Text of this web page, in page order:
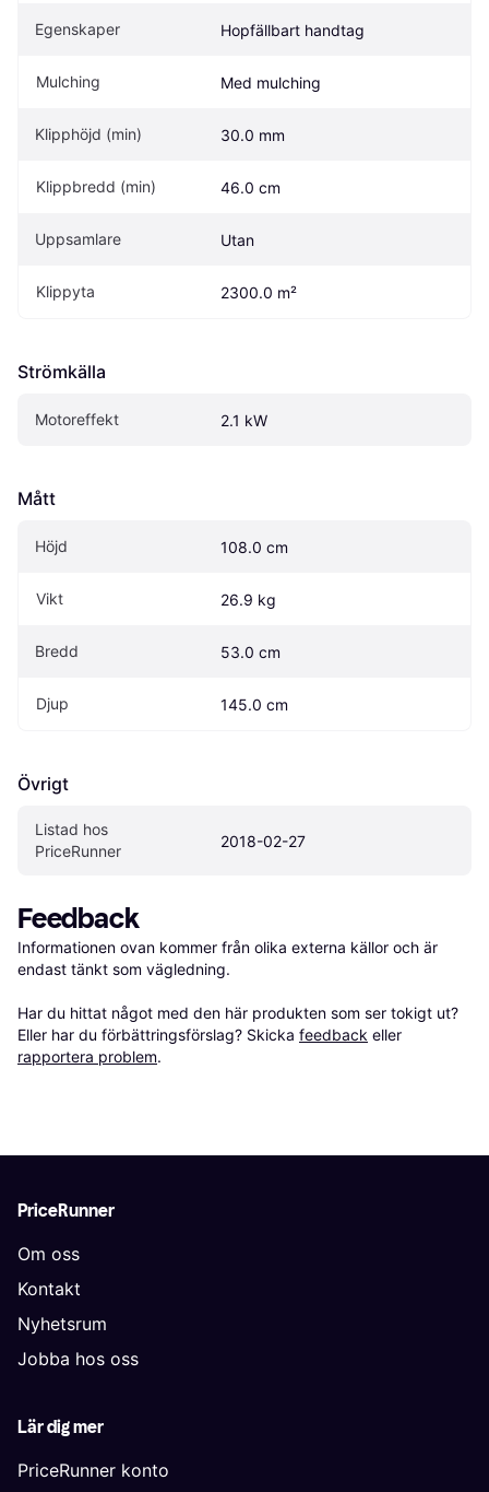
Egenskaper Hopfällbart handtag
Mulching Med mulching
Klipphöjd (min) 30.0 mm
Klippbredd (min) 46.0 cm
Uppsamlare Utan
Klippyta 2300.0 m²
Strömkälla
Motoreffekt 2.1 kW
Mått
Höjd 108.0 cm
Vikt 26.9 kg
Bredd 53.0 cm
Djup 145.0 cm
Övrigt
Listad hos
PriceRunner
2018-02-27
Feedback
Informationen ovan kommer från olika externa källor och är
endast tänkt som vägledning.
Har du hittat något med den här produkten som ser tokigt ut?
Eller har du förbättringsförslag? Skicka feedback eller
rapportera problem.
PriceRunner
Om oss
Kontakt
Nyhetsrum
Jobba hos oss
Lär dig mer
PriceRunner konto